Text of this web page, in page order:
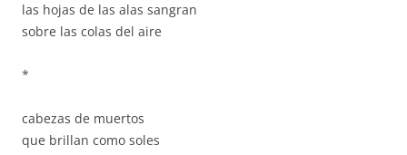
las hojas de las alas sangran
sobre las colas del aire
*
cabezas de muertos
que brillan como soles